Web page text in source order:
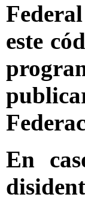
este
En